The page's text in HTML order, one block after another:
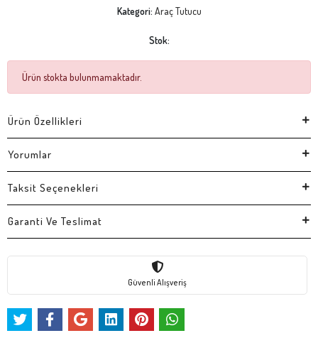
Kategori: Araç Tutucu
Stok:
Ürün stokta bulunmamaktadır.
Ürün Özellikleri
Yorumlar
Taksit Seçenekleri
Garanti Ve Teslimat
Güvenli Alışveriş